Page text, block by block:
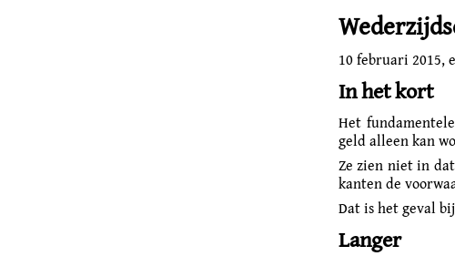
10 februari 2015,
In het kort
Het
geld alleen kan
Ze zien niet in
kanten de
Dat is het geval
Langer